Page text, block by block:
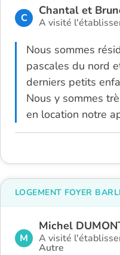
C
Chantal et
A visité
Nous sommes
pascales du nord
derniers petits
Nous y sommes
en location notre
M
Michel
A visité
Autre
LOGEMENT FOYER